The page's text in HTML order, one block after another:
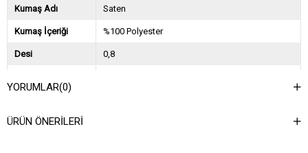
Kumaş Adı Saten
Kumaş İçeriği %100 Polyester
Desi 0,8
Asorti Bilgisi
YORUMLAR(0)
ÜRÜN ÖNERILERI